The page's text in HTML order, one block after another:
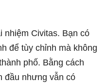
nhiệm Civitas. Bạn có
để tùy chỉnh mà không
phố. Bằng cách
đầu nhưng vẫn có